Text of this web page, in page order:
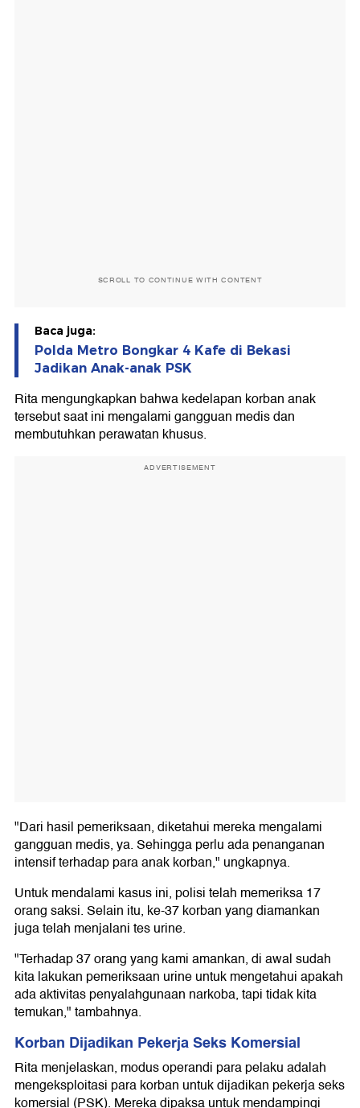
SCROLL TO CONTINUE WITH CONTENT
Baca juga:
Polda Metro Bongkar 4 Kafe di Bekasi
Jadikan Anak-anak PSK
Rita mengungkapkan bahwa kedelapan korban anak
tersebut saat ini mengalami gangguan medis dan
membutuhkan perawatan khusus.
ADVERTISEMENT
"Dari hasil pemeriksaan, diketahui mereka mengalami
gangguan medis, ya. Sehingga perlu ada penanganan
intensif terhadap para anak korban," ungkapnya.
Untuk mendalami kasus ini, polisi telah memeriksa 17
orang saksi. Selain itu, ke-37 korban yang diamankan
juga telah menjalani tes urine.
"Terhadap 37 orang yang kami amankan, di awal sudah
kita lakukan pemeriksaan urine untuk mengetahui apakah
ada aktivitas penyalahgunaan narkoba, tapi tidak kita
temukan," tambahnya.
Korban Dijadikan Pekerja Seks Komersial
Rita menjelaskan, modus operandi para pelaku adalah
mengeksploitasi para korban untuk dijadikan pekerja seks
komersial (PSK). Mereka dipaksa untuk mendampingi